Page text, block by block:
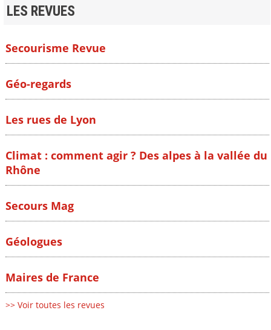
LES REVUES
Secourisme Revue
Géo-regards
Les rues de Lyon
Climat : comment agir ? Des alpes à la vallée du
Rhône
Secours Mag
Géologues
Maires de France
>> Voir toutes les revues